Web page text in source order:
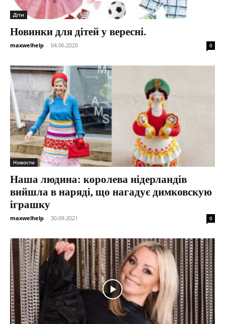
Діти
Новинки для дітей у вересні.
maxwelhelp - 04.06.2020 0
Новости
Наша людина: королева нідерландів
вийшла в наряді, що нагадує димковскую
іграшку
maxwelhelp - 30.09.2021 0